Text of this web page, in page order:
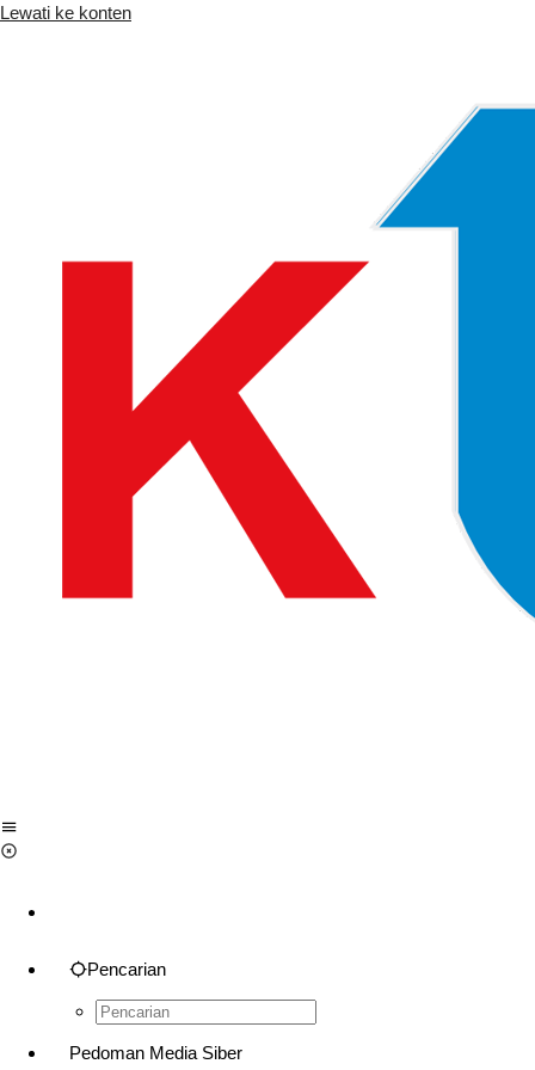
Lewati ke konten
Pencarian
Pedoman Media Siber